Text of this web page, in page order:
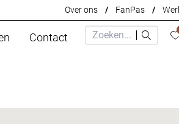
Over ons / FanPas /
Contact